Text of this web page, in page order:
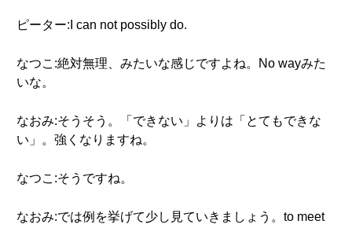
ピーター:I can not possibly do.
なつこ:絶対無理、みたいな感じですよね。No wayみた
いな。
なおみ:そうそう。「できない」よりは「とてもできな
い」。強くなりますね。
なつこ:そうですね。
なおみ:では例を挙げて少し見ていきましょう。to meet